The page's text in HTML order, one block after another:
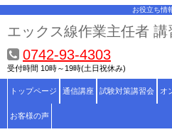
お役立ち情
エックス線作業主任者
0742-93-4303
受付時間 10時～19時(土日祝休み)
トップページ 通信講座 試験対策講習会 オ
お客様の声